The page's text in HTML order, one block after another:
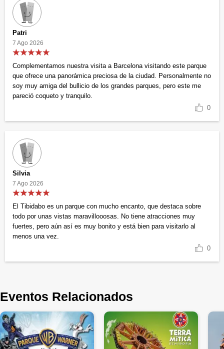
Patri
7 Ago 2026
Complementamos nuestra visita a Barcelona visitando este parque
que ofrece una panorámica preciosa de la ciudad. Personalmente no
soy muy amiga del bullicio de los grandes parques, pero este me
pareció coqueto y tranquilo.
0
Silvia
7 Ago 2026
El Tibidabo es un parque con mucho encanto, que destaca sobre
todo por unas vistas maravillooosas. No tiene atracciones muy
fuertes, pero aún así es muy bonito y está bien para visitarlo al
menos una vez.
0
Eventos Relacionados